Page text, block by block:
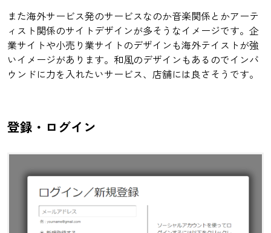
また海外サービス発のサービスなのか音楽関係とかアーテ
ィスト関係のサイトデザインが多そうなイメージです。企
業サイトや小売り業サイトのデザインも海外テイストが強
いイメージがあります。和風のデザインもあるのでインバ
ウンドに力を入れたいサービス、店舗には良さそうです。
登録・ログイン